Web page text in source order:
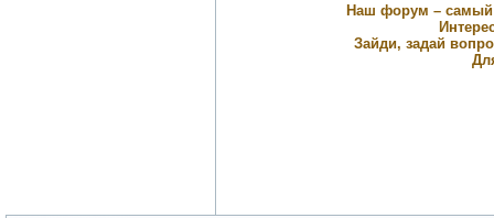
Наш форум – самый
Зайди, задай